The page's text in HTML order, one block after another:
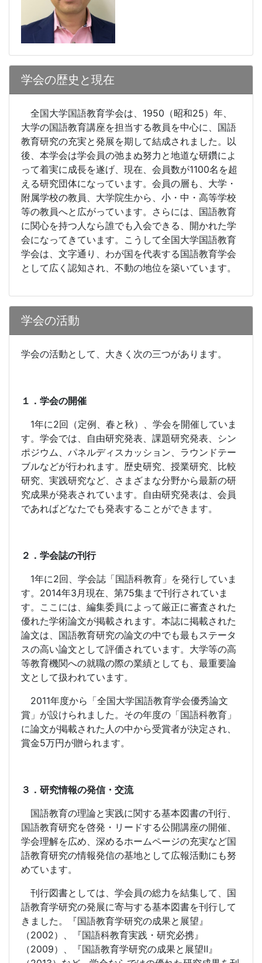
学会の歴史と現在
全国大学国語教育学会は、 1950 （昭和25）年、
大学の国語教育講座を担当する教員を中心に、国語
教育研究の充実と発展を期して結成されました。以
後、本学会は学会員の弛まぬ努力と地道な研鑽によ
って着実に成長を遂げ、現在、会員数が1100名を超
える研究団体になっています。会員の層も、大学・
附属学校の教員、大学院生から、小・中・高等学校
等の教員へと広がっています。さらには、国語教育
に関心を持つ人なら誰でも入会できる、開かれた学
会になってきています。こうして全国大学国語教育
学会は、文字通り、わが国を代表する国語教育学会
として広く認知され、不動の地位を築いています。
学会の活動
学会の活動として、大きく次の三つがあります。
１．学会の開催
1年に2回（定例、春と秋）、学会を開催していま
す。学会では、自由研究発表、課題研究発表、シン
ポジウム、パネルディスカッション、ラウンドテー
ブルなどが行われます。歴史研究、授業研究、比較
研究、実践研究など、さまざまな分野から最新の研
究成果が発表されています。自由研究発表は、会員
であればどなたでも発表することができます。
２．学会誌の刊行
1年に2回、学会誌「国語科教育」を発行していま
す。 2014年3月現在、第75集まで刊行されていま
す。ここには、編集委員によって厳正に審査された
優れた学術論文が掲載されます。本誌に掲載された
論文は、国語教育研究の論文の中でも最もステータ
スの高い論文として評価されています。大学等の高
等教育機関への就職の際の業績としても、最重要論
文として扱われています。
2011年度から「全国大学国語教育学会優秀論文
賞」が設けられました。その年度の「国語科教育」
に論文が掲載された人の中から受賞者が決定され、
賞金5万円が贈られます。
３．研究情報の発信・交流
国語教育の理論と実践に関する基本図書の刊行、
国語教育研究を啓発・リードする公開講座の開催、
学会理解を広め、深めるホームページの充実など国
語教育研究の情報発信の基地として広報活動にも努
めています。
刊行図書としては、学会員の総力を結集して、国
語教育学研究の発展に寄与する基本図書を刊行して
きました。『国語教育学研究の成果と展望』
（2002）、『国語科教育実践・研究必携』
（2009）、『国語教育学研究の成果と展望Ⅱ』